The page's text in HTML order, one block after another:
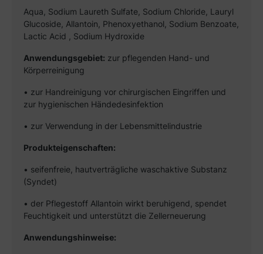
Aqua, Sodium Laureth Sulfate, Sodium Chloride, Lauryl
Glucoside, Allantoin, Phenoxyethanol, Sodium Benzoate,
Lactic Acid , Sodium Hydroxide
Anwendungsgebiet: zur pflegenden Hand- und
Körperreinigung
• zur Handreinigung vor chirurgischen Eingriffen und
zur hygienischen Händedesinfektion
• zur Verwendung in der Lebensmittelindustrie
Produkteigenschaften:
• seifenfreie, hautverträgliche waschaktive Substanz
(Syndet)
• der Pflegestoff Allantoin wirkt beruhigend, spendet
Feuchtigkeit und unterstützt die Zellerneuerung
Anwendungshinweise: